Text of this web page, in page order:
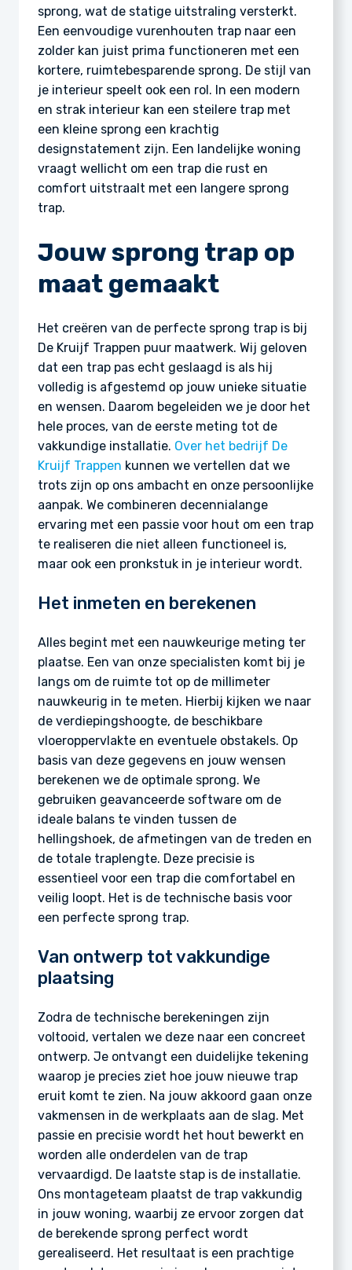
sprong, wat de statige uitstraling versterkt.
Een eenvoudige vurenhouten trap naar een
zolder kan juist prima functioneren met een
kortere, ruimtebesparende sprong. De stijl van
je interieur speelt ook een rol. In een modern
en strak interieur kan een steilere trap met
een kleine sprong een krachtig
designstatement zijn. Een landelijke woning
vraagt wellicht om een trap die rust en
comfort uitstraalt met een langere sprong
trap.
Jouw sprong trap op
maat gemaakt
Het creëren van de perfecte sprong trap is bij
De Kruijf Trappen puur maatwerk. Wij geloven
dat een trap pas echt geslaagd is als hij
volledig is afgestemd op jouw unieke situatie
en wensen. Daarom begeleiden we je door het
hele proces, van de eerste meting tot de
vakkundige installatie. Over het bedrijf De
Kruijf Trappen kunnen we vertellen dat we
trots zijn op ons ambacht en onze persoonlijke
aanpak. We combineren decennialange
ervaring met een passie voor hout om een trap
te realiseren die niet alleen functioneel is,
maar ook een pronkstuk in je interieur wordt.
Het inmeten en berekenen
Alles begint met een nauwkeurige meting ter
plaatse. Een van onze specialisten komt bij je
langs om de ruimte tot op de millimeter
nauwkeurig in te meten. Hierbij kijken we naar
de verdiepingshoogte, de beschikbare
vloeroppervlakte en eventuele obstakels. Op
basis van deze gegevens en jouw wensen
berekenen we de optimale sprong. We
gebruiken geavanceerde software om de
ideale balans te vinden tussen de
hellingshoek, de afmetingen van de treden en
de totale traplengte. Deze precisie is
essentieel voor een trap die comfortabel en
veilig loopt. Het is de technische basis voor
een perfecte sprong trap.
Van ontwerp tot vakkundige
plaatsing
Zodra de technische berekeningen zijn
voltooid, vertalen we deze naar een concreet
ontwerp. Je ontvangt een duidelijke tekening
waarop je precies ziet hoe jouw nieuwe trap
eruit komt te zien. Na jouw akkoord gaan onze
vakmensen in de werkplaats aan de slag. Met
passie en precisie wordt het hout bewerkt en
worden alle onderdelen van de trap
vervaardigd. De laatste stap is de installatie.
Ons montageteam plaatst de trap vakkundig
in jouw woning, waarbij ze ervoor zorgen dat
de berekende sprong perfect wordt
gerealiseerd. Het resultaat is een prachtige